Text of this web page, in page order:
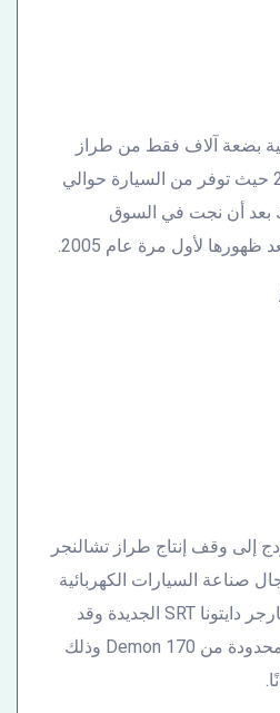
بضعة آلاف فقط من طراز
كرايسلر 300 لعام 2023 حيث توفر من السيارة حوالي
بعد أن نجت في السوق
إلى وقف إنتاج طراز تشالنجر
صناعة السيارات الكهربائية
ذلك بعد وصور دودج تشارجر دايتونا SRT الجديدة وقد
أصدرت الشركة نسخة محدودة من Demon 170 وذلك